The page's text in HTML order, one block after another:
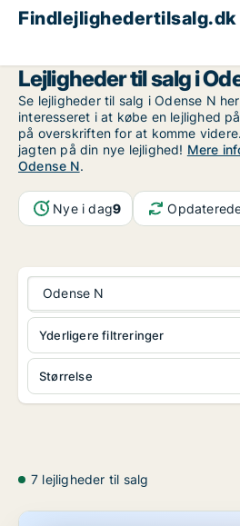
Findlejlighedertilsalg.dk
Lejligheder til salg i
Se lejligheder til salg i Odense N
interesseret i at købe en lejlighed
på overskriften for at komme
jagten på din nye lejlighed! Mere
Odense N.
Nye i dag9
Odense N
Størrelse
Yderligere filtreringer
7 lejligheder til salg
Lejlighed i Odense N